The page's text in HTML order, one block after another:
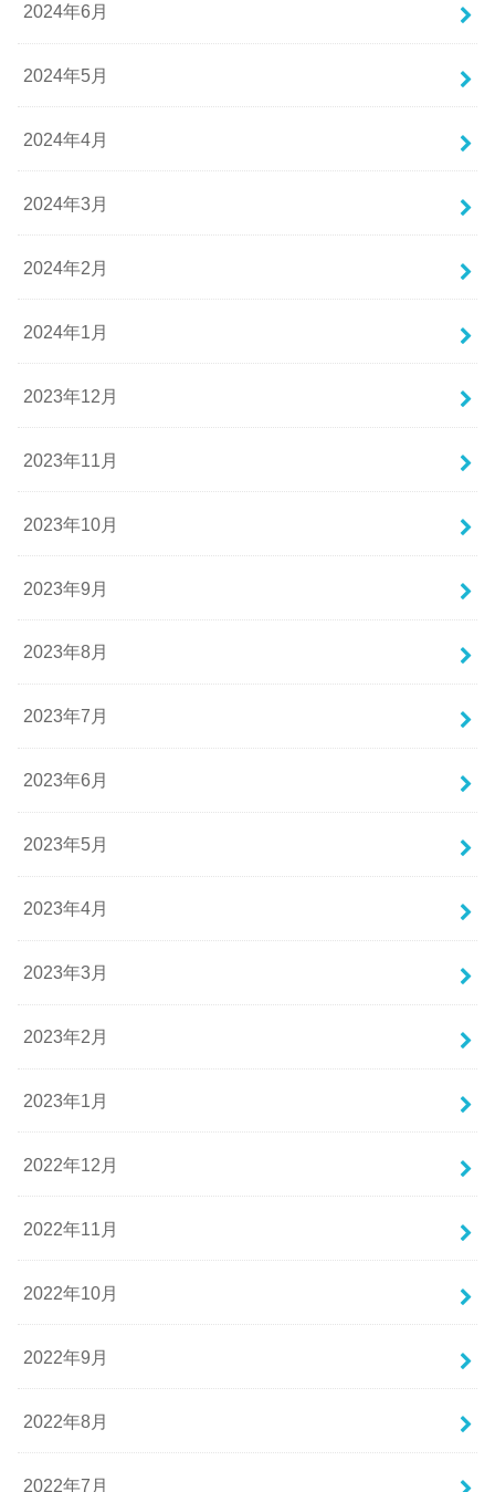
2024年6月
2024年5月
2024年4月
2024年3月
2024年2月
2024年1月
2023年12月
2023年11月
2023年10月
2023年9月
2023年8月
2023年7月
2023年6月
2023年5月
2023年4月
2023年3月
2023年2月
2023年1月
2022年12月
2022年11月
2022年10月
2022年9月
2022年8月
2022年7月